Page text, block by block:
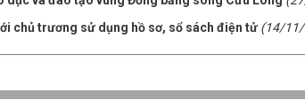
chủ trương sử dụng hồ sơ, sổ sách điện tử (14/